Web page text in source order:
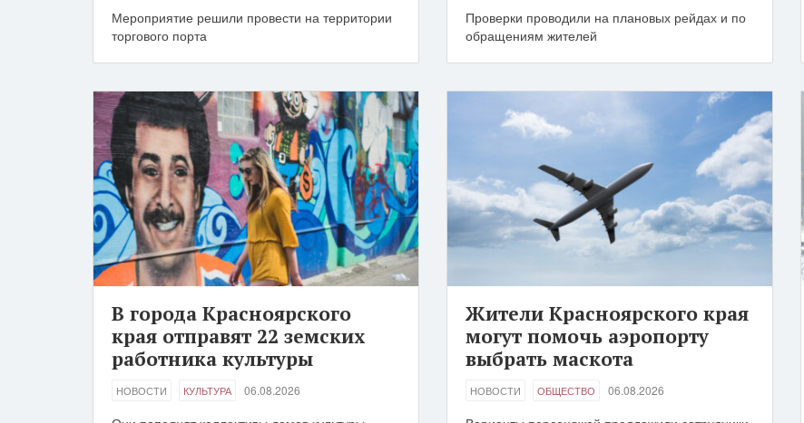
Мероприятие решили провести на территории
торгового порта
Проверки проводили на плановых рейдах и по
обращениям жителей
В города Красноярского
края отправят 22 земских
работника культуры
НОВОСТИ КУЛЬТУРА 06.08.2026
Жители Красноярского края
могут помочь аэропорту
выбрать маскота
НОВОСТИ ОБЩЕСТВО 06.08.2026